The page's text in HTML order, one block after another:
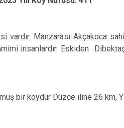
vardır. Manzarası Akçakoca
insanlardır. Eskiden
bir köydür Düzce iline 26 km,